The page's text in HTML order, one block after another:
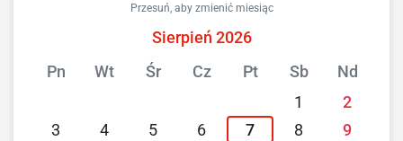
Przesuń, aby zmienić miesiąc
Sierpień 2026
Pn
Wt Śr Cz Pt Sb
Nd
1
2
3
4 5 6 7 8
9